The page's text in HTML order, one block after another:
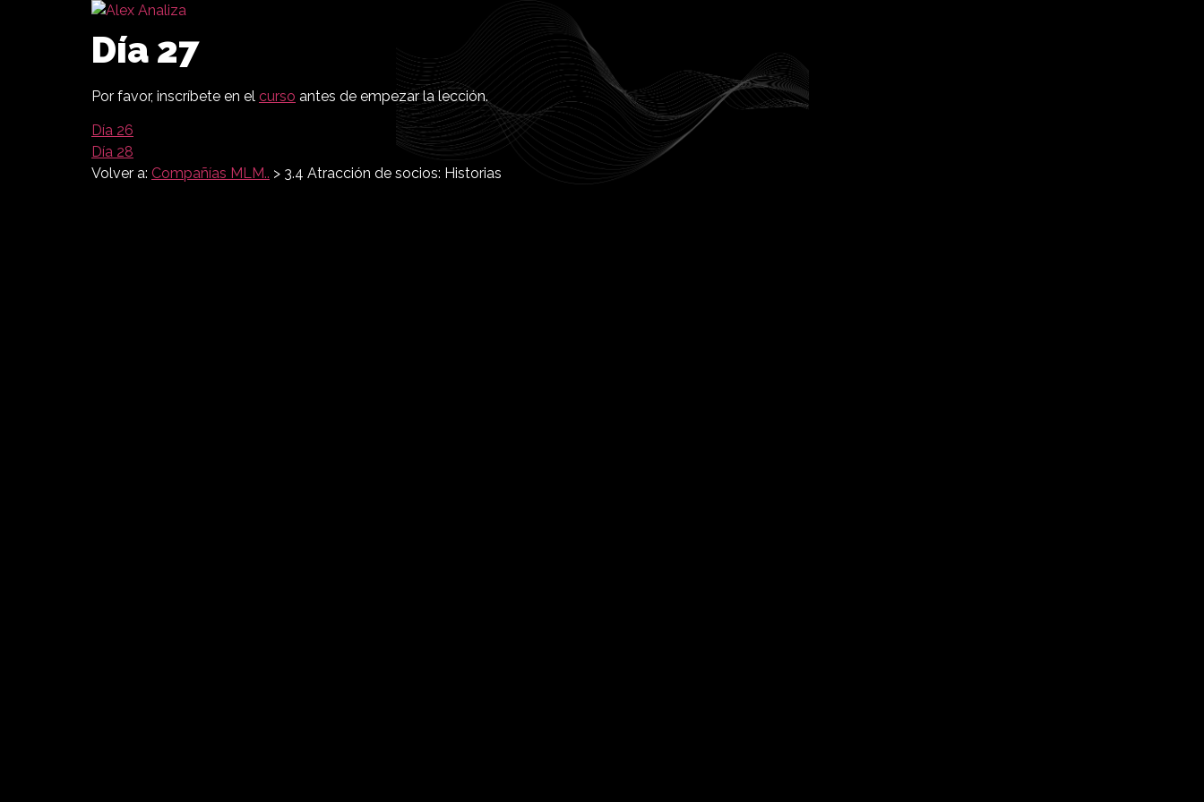
Día 27
Por favor, inscríbete en el curso antes de empezar la lección.
Día 26
Día 28
Volver a: Compañías MLM.. > 3.4 Atracción de socios: Historias